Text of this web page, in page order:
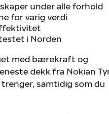
under alle forhold
for varig verdi
i Norden
med bærekraft og
dekk fra Nokian
samtidig som du